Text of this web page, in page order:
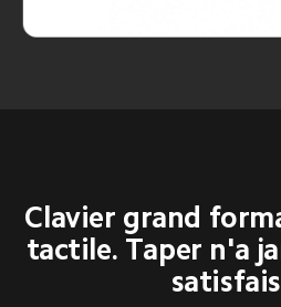
Clavier grand
tactile. Taper n'a